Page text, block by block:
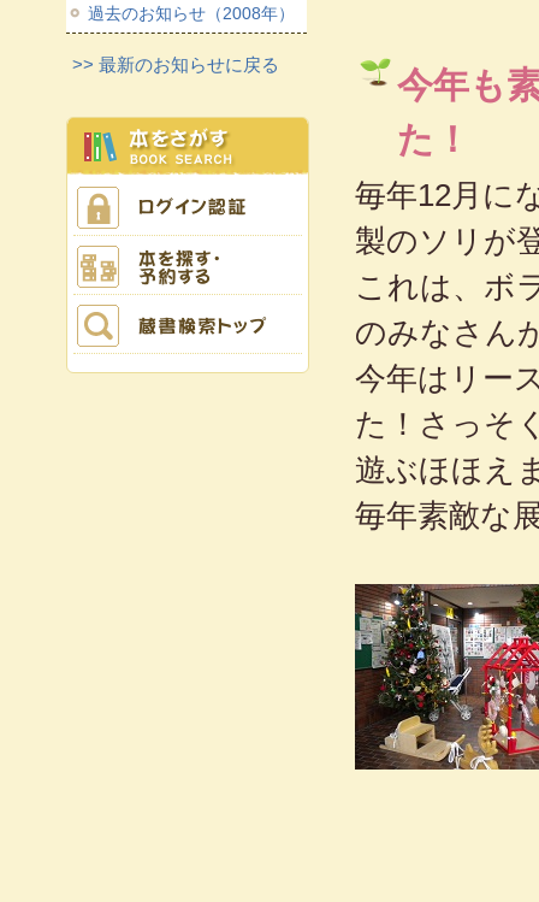
過去のお知らせ（2008年）
>> 最新のお知らせに戻る
今年も
た！
毎年12月に
製のソリが
これは、ボ
のみなさん
今年はリー
た！さっそ
遊ぶほほえ
毎年素敵な